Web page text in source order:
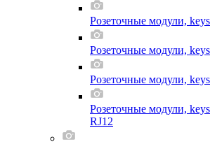
Розеточные модули,
Розеточные модули,
Розеточные модули,
Розеточные модули,
RJ12